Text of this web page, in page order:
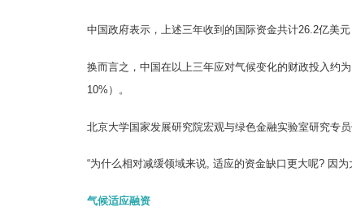
中国政府表示，上述三年收到的国际资金共计26.2亿美
换而言之，中国在以上三年应对气候变化的财政投入约
10%）。
北京大学国家发展研究院宏观与绿色金融实验室研究专
“为什么相对减缓领域来说, 适应的资金缺口更大呢? 因
气候适应融资